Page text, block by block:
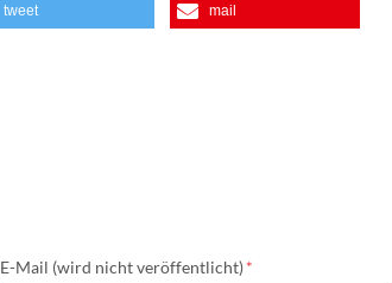
tweet mail
Pflichtfeld
E-Mail (wird nicht veröffentlicht)*